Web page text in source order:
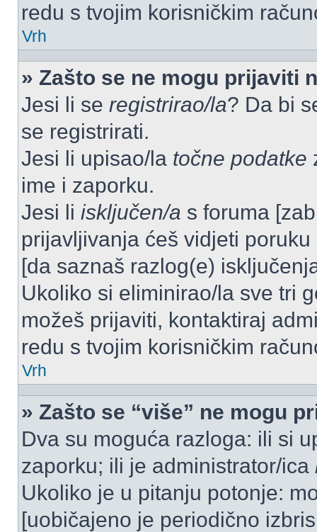
redu s tvojim korisničkim
Vrh
» Zašto se ne mogu prijaviti
Jesi li se registrirao/la? Da bi
se registrirati.
Jesi li upisao/la točne podatke
ime i zaporku.
Jesi li isključen/a s foruma
prijavljivanja ćeš vidjeti
[da saznaš razlog(e)
Ukoliko si eliminirao/la sve tri
možeš prijaviti, kontaktiraj
redu s tvojim korisničkim
Vrh
» Zašto se “više” ne mogu
Dva su moguća razloga: ili si
zaporku; ili je administrator/ica
Ukoliko je u pitanju potonje:
[uobičajeno je periodično